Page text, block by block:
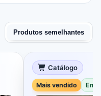
Produtos semelhantes
Catálogo
Mais vendido Em